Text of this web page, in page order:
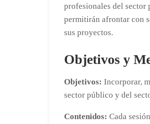
profesionales del sector
permitirán afrontar con
sus proyectos.
Objetivos y
Objetivos: Incorporar,
sector público y del
Contenidos: Cada